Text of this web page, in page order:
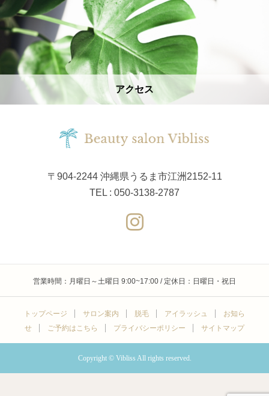
アクセス
〒904-2244 沖縄県うるま市江洲2152-11
TEL : 050-3138-2787
営業時間：月曜日～土曜日 9:00~17:00 / 定休日：日曜日・祝日
トップページ サロン案内 脱毛 アイラッシュ
お知ら
せ
ご予約はこちら プライバシーポリシー サイトマップ
Copyright © Vibliss All rights reserved.